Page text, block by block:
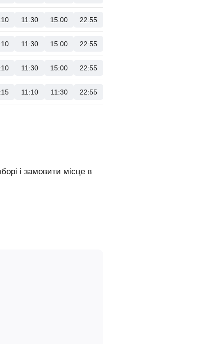
11:30 15:00 22:55
11:30 15:00 22:55
11:30 15:00 22:55
11:10 11:30 22:55